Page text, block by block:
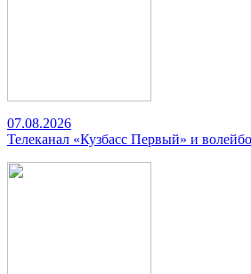
07.08.2026
Телеканал «Кузбасс Первый» и